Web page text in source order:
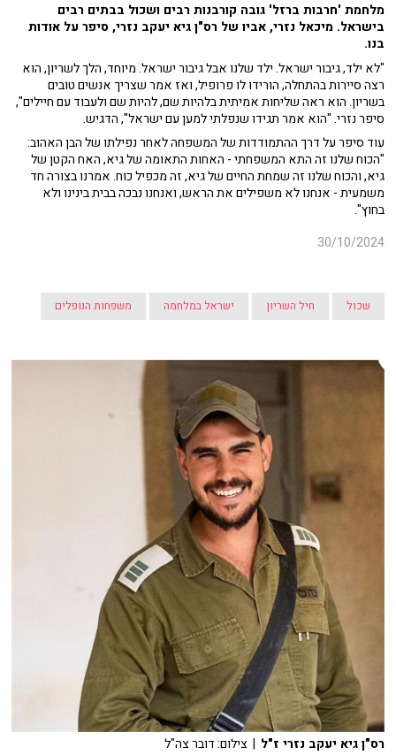
מלחמת 'חרבות ברזל' גובה קורבנות רבים ושכול בבתים רבים
בישראל. מיכאל נזרי, אביו של רס"ן גיא יעקב נזרי, סיפר על אודות
בנו.
"לא ילד, גיבור ישראל. ילד שלנו אבל גיבור ישראל. מיוחד, הלך לשריון, הוא
רצה סיירות בהתחלה, הורידו לו פרופיל, ואז אמר שצריך אנשים טובים
בשריון. הוא ראה שליחות אמיתית בלהיות שם, להיות שם ולעבוד עם חיילים",
סיפר נזרי. "הוא אמר תגידו שנפלתי למען עם ישראל", הדגיש.
עוד סיפר על דרך ההתמודדות של המשפחה לאחר נפילתו של הבן האהוב:
"הכוח שלנו זה התא המשפחתי - האחות התאומה של גיא, האח הקטן של
גיא, והכוח שלנו זה שמחת החיים של גיא, זה מכפיל כוח. אמרנו בצורה חד
משמעית - אנחנו לא משפילים את הראש, ואנחנו נבכה בבית בינינו ולא
בחוץ".
30/10/2024
שכול חיל השריון ישראל במלחמה משפחות הנופלים
רס"ן גיא יעקב נזרי ז"ל | צילום: דובר צה"ל